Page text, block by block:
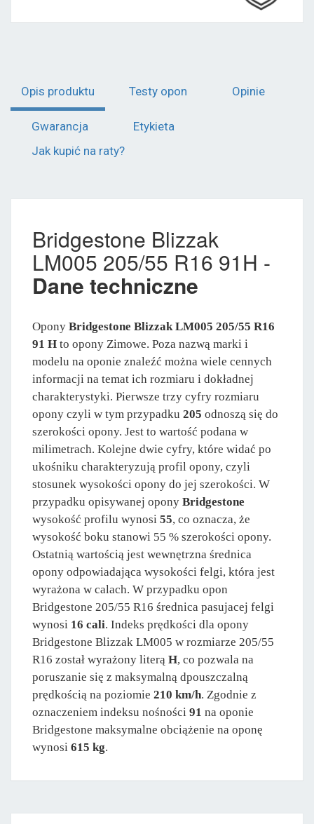
Opis produktu Testy opon Opinie
Gwarancja
Etykieta
Jak kupić na raty?
Bridgestone Blizzak
LM005 205/55 R16 91H -
Dane techniczne
Opony Bridgestone Blizzak LM005 205/55 R16
91 H to opony Zimowe. Poza nazwą marki i
modelu na oponie znaleźć można wiele cennych
informacji na temat ich rozmiaru i dokładnej
charakterystyki. Pierwsze trzy cyfry rozmiaru
opony czyli w tym przypadku 205 odnoszą się do
szerokości opony. Jest to wartość podana w
milimetrach. Kolejne dwie cyfry, które widać po
ukośniku charakteryzują profil opony, czyli
stosunek wysokości opony do jej szerokości. W
przypadku opisywanej opony Bridgestone
wysokość profilu wynosi 55, co oznacza, że
wysokość boku stanowi 55 % szerokości opony.
Ostatnią wartością jest wewnętrzna średnica
opony odpowiadająca wysokości felgi, która jest
wyrażona w calach. W przypadku opon
Bridgestone 205/55 R16 średnica pasujacej felgi
wynosi 16 cali. Indeks prędkości dla opony
Bridgestone Blizzak LM005 w rozmiarze 205/55
R16 został wyrażony literą H, co pozwala na
poruszanie się z maksymalną dpouszczalną
prędkością na poziomie 210 km/h. Zgodnie z
oznaczeniem indeksu nośności 91 na oponie
Bridgestone maksymalne obciążenie na oponę
wynosi 615 kg.